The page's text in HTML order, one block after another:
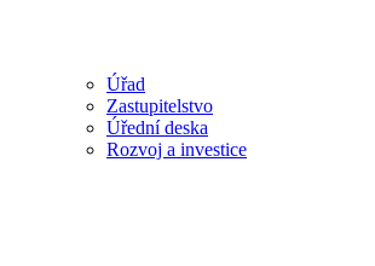
Úřad
Zastupitelstvo
Úřední deska
Rozvoj a investice